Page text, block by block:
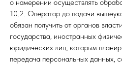
о намерении осуществлять
10.2. Оператор до подачи
обязан получить от органов
государства, иностранных
юридических лиц, которым
передача персональных данных,